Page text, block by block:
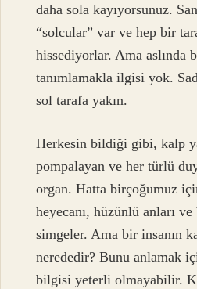
daha sola kayıyorsunuz.
“solcular” var ve hep bir
hissediyorlar. Ama
tanımlamakla ilgisi yok.
sol tarafa yakın.
Herkesin bildiği gibi, kalp
pompalayan ve her türlü
organ. Hatta birçoğumuz
heyecanı, hüzünlü anları
simgeler. Ama bir insanın
nerededir? Bunu anlamak
bilgisi yeterli olmayabilir.